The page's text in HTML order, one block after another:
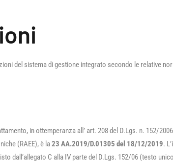
del sistema di gestione integrato secondo le relative
in ottemperanza all’ art. 208 del D.Lgs. n. 152/
(RAEE), è la23 AA.2019/D.01305 del 18/12/2019.
dall’allegato C alla IV parte del D.Lgs. 152/06 (testo